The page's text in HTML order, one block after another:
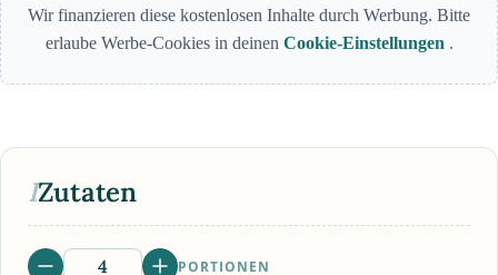
Wir finanzieren diese kostenlosen Inhalte durch Werbung. Bitte
erlaube Werbe-Cookies in deinen Cookie-Einstellungen .
IZutaten
PORTIONEN